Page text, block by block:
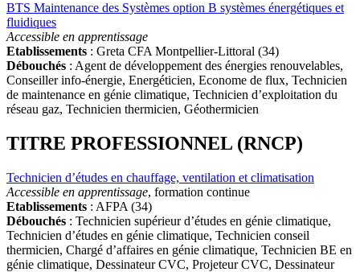
BTS Maintenance des Systèmes option B systèmes énergétiques et
fluidiques
Accessible en apprentissage
Etablissements : Greta CFA Montpellier-Littoral (34)
Débouchés : Agent de développement des énergies renouvelables,
Conseiller info-énergie, Energéticien, Econome de flux, Technicien
de maintenance en génie climatique, Technicien d’exploitation du
réseau gaz, Technicien thermicien, Géothermicien
TITRE PROFESSIONNEL (RNCP)
Technicien d’études en chauffage, ventilation et climatisation
Accessible en apprentissage, formation continue
Etablissements : AFPA (34)
Débouchés : Technicien supérieur d’études en génie climatique,
Technicien d’études en génie climatique, Technicien conseil
thermicien, Chargé d’affaires en génie climatique, Technicien BE en
génie climatique, Dessinateur CVC, Projeteur CVC, Dessinateur